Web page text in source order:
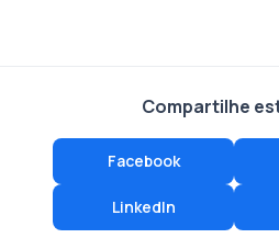
Compartilhe
Facebook
LinkedIn